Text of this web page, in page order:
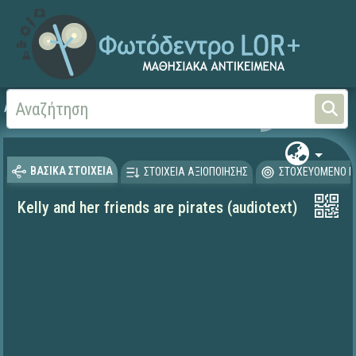
Αρχική Ξένες Γλώσσες -
ΒΑΣΙΚΑ ΣΤΟΙΧΕΙΑ ΣΤΟΙΧΕΙΑ ΑΞΙΟΠΟΙΗΣΗΣ ΣΤΟΧΕΥΟΜΕΝΟ
Kelly and her friends are pirates (audiotext)